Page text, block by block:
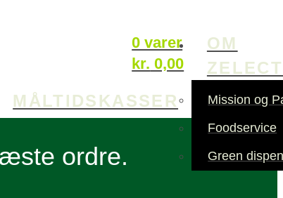
0 varer
kr. 0,00
MÅLTIDSKASSER
OM
Mission og
Foodservice
Green
ordre.